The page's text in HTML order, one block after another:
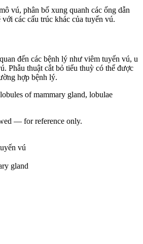
vú, phân bố xung quanh các ống dẫn
các cấu trúc khác của tuyến vú.
đến các bệnh lý như viêm tuyến vú, u
Phẫu thuật cắt bỏ tiểu thuỳ có thể được
hợp bệnh lý.
of mammary gland, lobulae
— for reference only.
vú
gland